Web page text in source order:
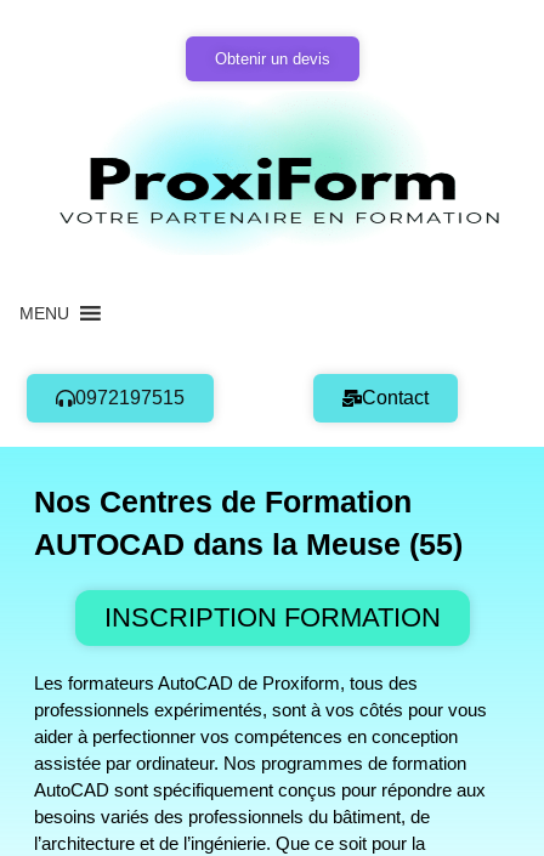
Obtenir un devis
MENU
0972197515 Contact
Nos Centres de Formation
AUTOCAD dans la Meuse (55)
INSCRIPTION FORMATION
Les formateurs AutoCAD de Proxiform, tous des
professionnels expérimentés, sont à vos côtés pour vous
aider à perfectionner vos compétences en conception
assistée par ordinateur. Nos programmes de formation
AutoCAD sont spécifiquement conçus pour répondre aux
besoins variés des professionnels du bâtiment, de
l’architecture et de l’ingénierie. Que ce soit pour la